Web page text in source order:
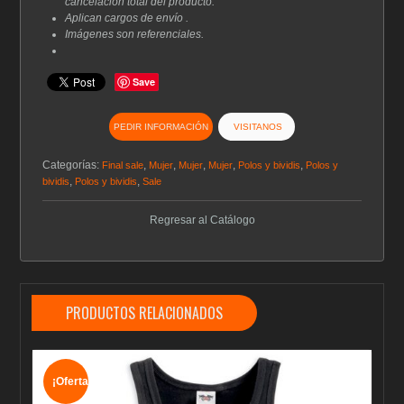
Aplican cargos de envío .
Imágenes son referenciales.
Save
PEDIR INFORMACIÓN VISITANOS
Categorías: Final sale, Mujer, Mujer, Mujer, Polos y bividis, Polos y
bividis, Polos y bividis,Sale
Regresar al Catálogo
PRODUCTOS RELACIONADOS
¡Oferta!